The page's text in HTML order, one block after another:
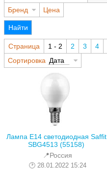
Бренд
Цена
Найти
Страница 1 - 2 2 3 4
Сортировка Дата
Лампа E14 светодиодная Saffit
SBG4513 (55158)
📍Россия
28.01.2022 15:24